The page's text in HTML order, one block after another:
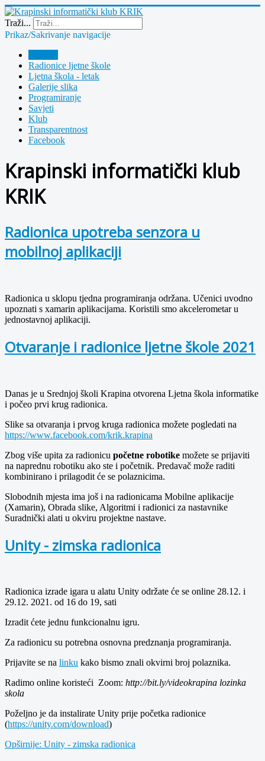
Traži...
Prikaz/Sakrivanje navigacije
Radionice ljetne škole
Ljetna škola - letak
Galerije slika
Programiranje
Savjeti
Klub
Transparentnost
Facebook
Krapinski informatički klub
KRIK
Radionica upotreba senzora u
mobilnoj aplikaciji
Radionica u sklopu tjedna programiranja održana. Učenici uvodno
upoznati s xamarin aplikacijama. Koristili smo akcelerometar u
jednostavnoj aplikaciji.
Otvaranje i radionice ljetne škole 2021
Danas je u Srednjoj školi Krapina otvorena Ljetna škola informatike
i počeo prvi krug radionica.
Slike sa otvaranja i prvog kruga radionica možete pogledati na
https://www.facebook.com/krik.krapina
Zbog više upita za radionicu početne robotike možete se prijaviti
na naprednu robotiku ako ste i početnik. Predavač može raditi
kombinirano i prilagodit će se polaznicima.
Slobodnih mjesta ima još i na radionicama Mobilne aplikacije
(Xamarin), Obrada slike, Algoritmi i radionici za nastavnike
Suradnički alati u okviru projektne nastave.
Unity - zimska radionica
Radionica izrade igara u alatu Unity održate će se online 28.12. i
29.12. 2021. od 16 do 19, sati
Izradit ćete jednu funkcionalnu igru.
Za radionicu su potrebna osnovna predznanja programiranja.
Prijavite se na linku kako bismo znali okvirni broj polaznika.
Radimo online koristeći Zoom: http://bit.ly/videokrapina lozinka
skola
Poželjno je da instalirate Unity prije početka radionice
(https://unity.com/download)
Opširnije: Unity - zimska radionica
Year
Month
Year
Month